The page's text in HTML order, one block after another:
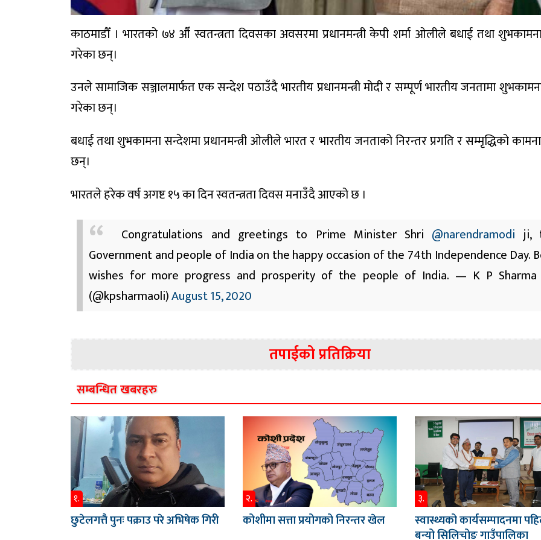
काठमाडौँ । भारतको ७४ औँ स्वतन्त्रता दिवसका अवसरमा प्रधानमन्त्री केपी शर्मा ओलीले बधाई तथा
गरेका छन्।
उनले सामाजिक सञ्जालमार्फत एक सन्देश पठाउँदै भारतीय प्रधानमन्त्री मोदी र सम्पूर्ण भारतीय जनतामा
गरेका छन्।
बधाई तथा शुभकामना सन्देशमा प्रधानमन्त्री ओलीले भारत र भारतीय जनताको निरन्तर प्रगति र सम्मृद्धिको
छन्।
भारतले हरेक वर्ष अगष्ट १५ का दिन स्वतन्त्रता दिवस मनाउँदै आएको छ ।
Congratulations and greetings to Prime Minister Shri @narendramodi ji,
Government and people of India on the happy occasion of the 74th Independence Day.
wishes for more progress and prosperity of the people of India. — K P Sharma
(@kpsharmaoli)August 15, 2020
तपाईको प्रतिक्रिया
सम्बन्धित खबरहरु
१.
छुटेलगत्तै पुनः पक्राउ परे अभिषेक गिरी
२.
कोशीमा सत्ता प्रयोगको निरन्तर खेल
३.
स्वास्थ्यको कार्यसम्पादनमा
बन्यो सिलिचोङ गाउँपालिका